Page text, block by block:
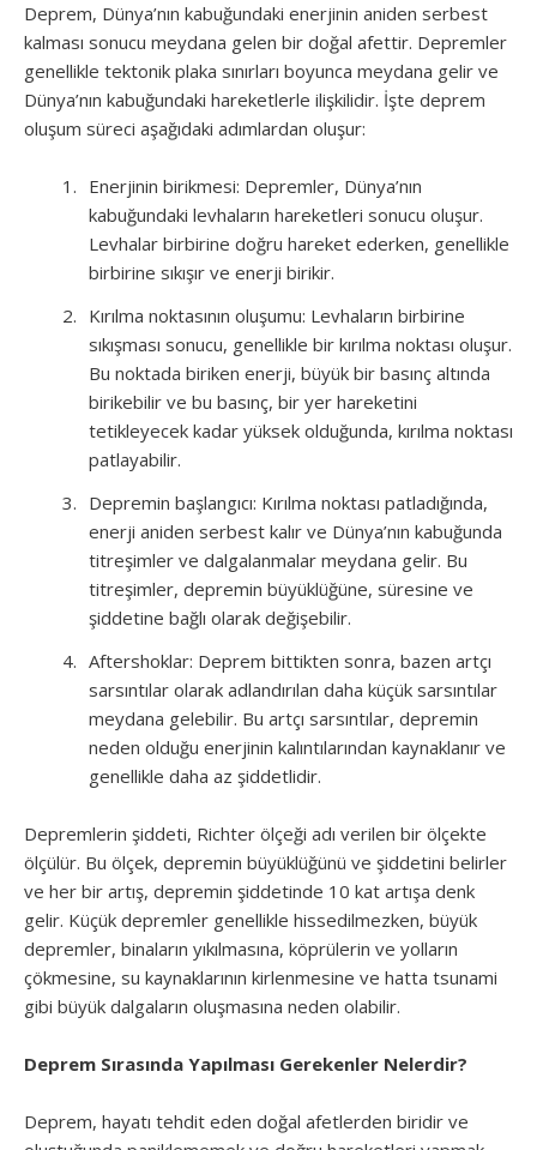
Deprem, Dünya’nın kabuğundaki enerjinin aniden serbest
kalması sonucu meydana gelen bir doğal afettir. Depremler
genellikle tektonik plaka sınırları boyunca meydana gelir ve
Dünya’nın kabuğundaki hareketlerle ilişkilidir. İşte deprem
oluşum süreci aşağıdaki adımlardan oluşur:
Enerjinin birikmesi: Depremler, Dünya’nın
kabuğundaki levhaların hareketleri sonucu oluşur.
Levhalar birbirine doğru hareket ederken, genellikle
birbirine sıkışır ve enerji birikir.
Kırılma noktasının oluşumu: Levhaların birbirine
sıkışması sonucu, genellikle bir kırılma noktası oluşur.
Bu noktada biriken enerji, büyük bir basınç altında
birikebilir ve bu basınç, bir yer hareketini
tetikleyecek kadar yüksek olduğunda, kırılma noktası
patlayabilir.
Depremin başlangıcı: Kırılma noktası patladığında,
enerji aniden serbest kalır ve Dünya’nın kabuğunda
titreşimler ve dalgalanmalar meydana gelir. Bu
titreşimler, depremin büyüklüğüne, süresine ve
şiddetine bağlı olarak değişebilir.
Aftershoklar: Deprem bittikten sonra, bazen artçı
sarsıntılar olarak adlandırılan daha küçük sarsıntılar
meydana gelebilir. Bu artçı sarsıntılar, depremin
neden olduğu enerjinin kalıntılarından kaynaklanır ve
genellikle daha az şiddetlidir.
Depremlerin şiddeti, Richter ölçeği adı verilen bir ölçekte
ölçülür. Bu ölçek, depremin büyüklüğünü ve şiddetini belirler
ve her bir artış, depremin şiddetinde 10 kat artışa denk
gelir. Küçük depremler genellikle hissedilmezken, büyük
depremler, binaların yıkılmasına, köprülerin ve yolların
çökmesine, su kaynaklarının kirlenmesine ve hatta tsunami
gibi büyük dalgaların oluşmasına neden olabilir.
Deprem Sırasında Yapılması Gerekenler Nelerdir?
Deprem, hayatı tehdit eden doğal afetlerden biridir ve